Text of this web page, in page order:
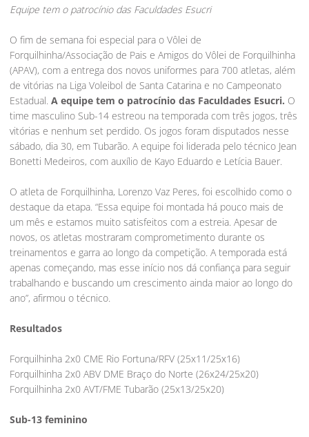
Equipe tem o patrocínio das Faculdades Esucri
O fim de semana foi especial para o Vôlei de
Forquilhinha/Associação de Pais e Amigos do Vôlei de Forquilhinha
(APAV), com a entrega dos novos uniformes para 700 atletas, além
de vitórias na Liga Voleibol de Santa Catarina e no Campeonato
Estadual. A equipe tem o patrocínio das Faculdades Esucri. O
time masculino Sub-14 estreou na temporada com três jogos, três
vitórias e nenhum set perdido. Os jogos foram disputados nesse
sábado, dia 30, em Tubarão. A equipe foi liderada pelo técnico Jean
Bonetti Medeiros, com auxílio de Kayo Eduardo e Letícia Bauer.
O atleta de Forquilhinha, Lorenzo Vaz Peres, foi escolhido como o
destaque da etapa. “Essa equipe foi montada há pouco mais de
um mês e estamos muito satisfeitos com a estreia. Apesar de
novos, os atletas mostraram comprometimento durante os
treinamentos e garra ao longo da competição. A temporada está
apenas começando, mas esse início nos dá confiança para seguir
trabalhando e buscando um crescimento ainda maior ao longo do
ano”, afirmou o técnico.
Resultados
Forquilhinha 2x0 CME Rio Fortuna/RFV (25x11/25x16)
Forquilhinha 2x0 ABV DME Braço do Norte (26x24/25x20)
Forquilhinha 2x0 AVT/FME Tubarão (25x13/25x20)
Sub-13 feminino